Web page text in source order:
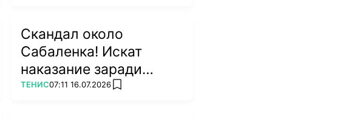
Скандал около
Сабаленка! Искат
наказание заради
посещението ѝ в
ПОВЕЧЕ ОТ
ТЕНИС07:11 16.07.2026 add favorites